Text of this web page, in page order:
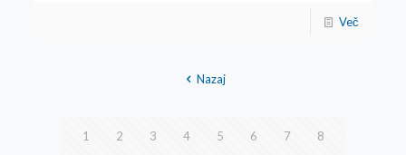
Več
Nazaj
1 2 3 4 5 6 7 8